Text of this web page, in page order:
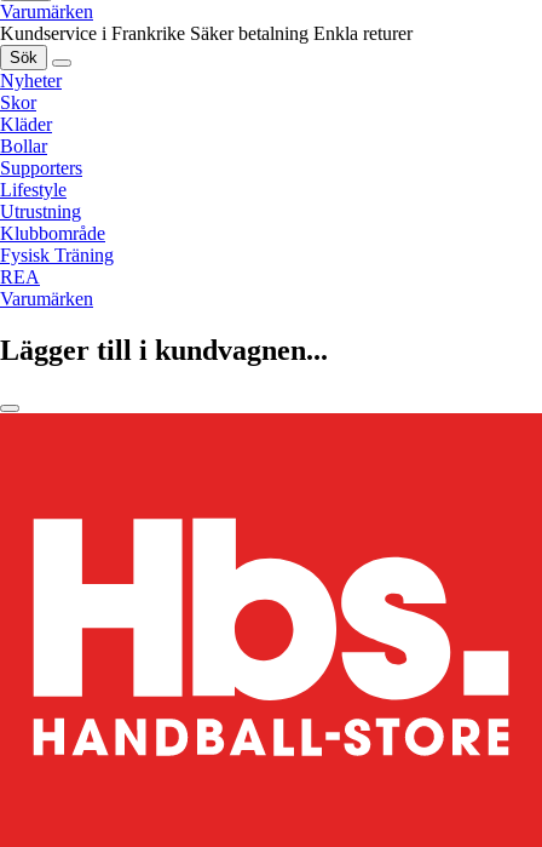
Varumärken
Kundservice i Frankrike Säker betalning Enkla returer
Sök
Nyheter
Skor
Kläder
Bollar
Supporters
Lifestyle
Utrustning
Klubbområde
Fysisk Träning
REA
Varumärken
Lägger till i kundvagnen...